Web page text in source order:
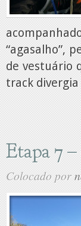
“agasalho”,
de vestuário
track
Etapa 7
Colocado por